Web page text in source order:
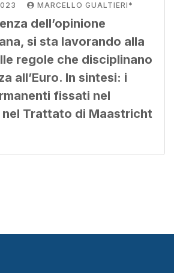
MARCELLO GUALTIERI*
dell’opinione
si sta lavorando alla
regole che disciplinano
all’Euro. In sintesi: i
fissati nel
nel Trattato di Maastricht